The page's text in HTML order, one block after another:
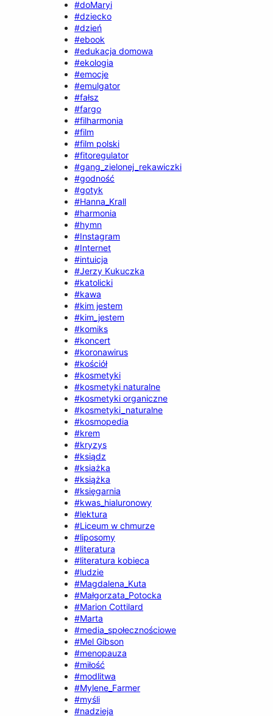
#doMaryi
#dziecko
#dzień
#ebook
#edukacja domowa
#ekologia
#emocje
#emulgator
#fałsz
#fargo
#filharmonia
#film
#film polski
#fitoregulator
#gang_zielonej_rekawiczki
#godność
#gotyk
#Hanna_Krall
#harmonia
#hymn
#Instagram
#Internet
#intuicja
#Jerzy Kukuczka
#katolicki
#kawa
#kim jestem
#kim_jestem
#komiks
#koncert
#koronawirus
#kościół
#kosmetyki
#kosmetyki naturalne
#kosmetyki organiczne
#kosmetyki_naturalne
#kosmopedia
#krem
#kryzys
#ksiądz
#ksiażka
#książka
#księgarnia
#kwas_hialuronowy
#lektura
#Liceum w chmurze
#liposomy
#literatura
#literatura kobieca
#ludzie
#Magdalena_Kuta
#Małgorzata_Potocka
#Marion Cottilard
#Marta
#media_społecznościowe
#Mel Gibson
#menopauza
#miłość
#modlitwa
#Mylene_Farmer
#myśli
#nadzieja